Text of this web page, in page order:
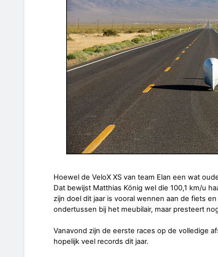
Hoewel de VeloX XS van team Elan een wat
Dat bewijst Matthias König wel die 100,1 km/u
zijn doel dit jaar is vooral wennen aan de fiets
ondertussen bij het meubilair, maar presteert
Vanavond zijn de eerste races op de volledige
hopelijk veel records dit jaar.